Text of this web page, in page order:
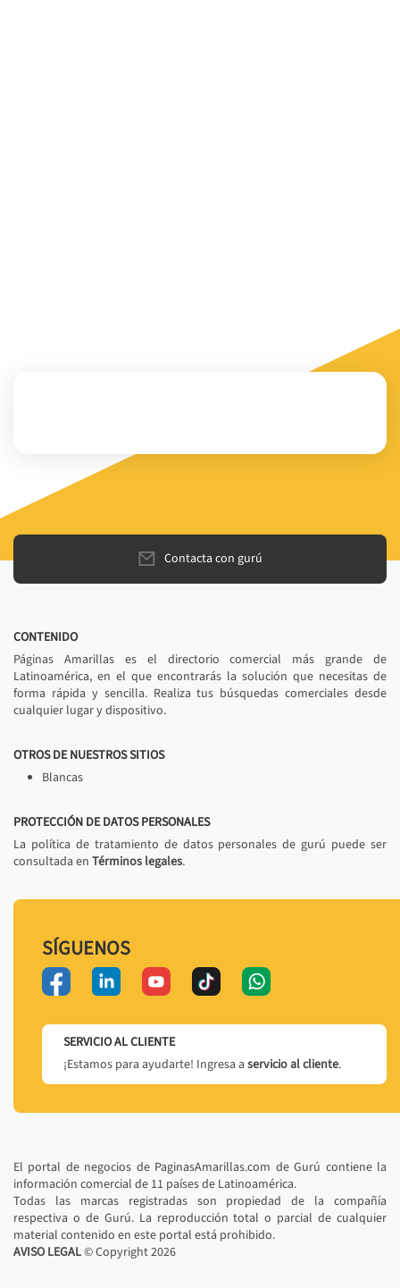
Contacta con gurú
CONTENIDO
Páginas Amarillas es el directorio comercial más grande de
Latinoamérica, en el que encontrarás la solución que necesitas de
forma rápida y sencilla. Realiza tus búsquedas comerciales desde
cualquier lugar y dispositivo.
OTROS DE NUESTROS SITIOS
Blancas
PROTECCIÓN DE DATOS PERSONALES
La política de tratamiento de datos personales de gurú puede ser
consultada en Términos legales.
SÍGUENOS
SERVICIO AL CLIENTE
¡Estamos para ayudarte! Ingresa a servicio al cliente.
El portal de negocios de PaginasAmarillas.com de Gurú contiene la
información comercial de 11 países de Latinoamérica.
Todas las marcas registradas son propiedad de la compañía
respectiva o de Gurú. La reproducción total o parcial de cualquier
material contenido en este portal está prohibido.
AVISO LEGAL© Copyright2026